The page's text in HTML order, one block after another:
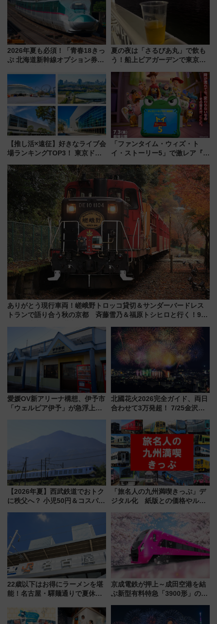
2026年夏も必須！「青春18きっ
ぷ 北海道新幹線オプション券」
夏の夜は「さるびあ丸」で飲も
う！船上ビアガーデンで東京湾
杯……工場直送生ビールや島グ
ルメが美味い
【推し活×遠征】好きなライブ会
場ランキングTOP3！ 東京ドー
由と交通アクセス術、ライブ会
場に何を求める？
「ファンタイム・ウィズ・ト
イ・ストーリー5」で激レア『ロ
デコレーションも徹底解説
ありがとう現行車両！嵯峨野トロッコ貸切＆サンダーバードレス
トランで語り合う秋の京都 斉藤雪乃＆福原トシヒロと行く！9月
愛媛OV新アリーナ構想、伊予市
「ウェルピア伊予」が急浮上！
北國花火2026完全ガイド、両日
合わせて3万発超！ 7/25金沢大
会の日程・アクセス・観覧席ま
とめ（石川県）
【2026年夏】西武鉄道でおトク
に秩父へ？ 小児50円＆コスパ最
族旅行！ 深夜の正丸トンネル探
検や特急ラビューも
「旅名人の九州満喫きっぷ」デ
ジタル化 紙版との価格やルー
22歳以下はお得にラーメンを堪
能！名古屋・驛麺通りで夏休み
よりスタート
京成電鉄が押上～成田空港を結
ぶ新型有料特急「3900形」のコ
募集も実施